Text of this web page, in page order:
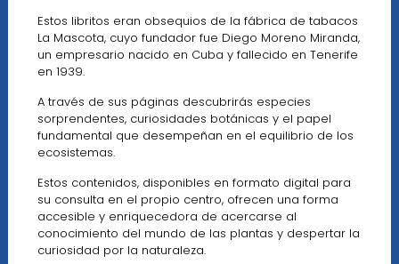
Estos libritos eran obsequios de la fábrica de tabacos
La Mascota, cuyo fundador fue Diego Moreno Miranda,
un empresario nacido en Cuba y fallecido en Tenerife
en 1939.
A través de sus páginas descubrirás especies
sorprendentes, curiosidades botánicas y el papel
fundamental que desempeñan en el equilibrio de los
ecosistemas.
Estos contenidos, disponibles en formato digital para
su consulta en el propio centro, ofrecen una forma
accesible y enriquecedora de acercarse al
conocimiento del mundo de las plantas y despertar la
curiosidad por la naturaleza.